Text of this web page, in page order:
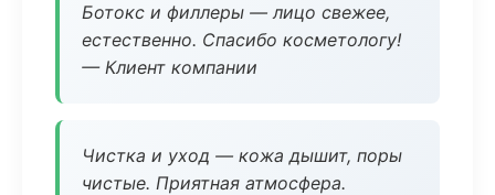
Ботокс и филлеры — лицо свежее,
естественно. Спасибо косметологу!
— Клиент компании
Чистка и уход — кожа дышит, поры
чистые. Приятная атмосфера.